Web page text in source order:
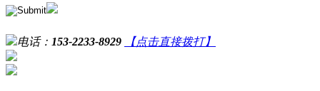
电话： 153-2233-8929 【点击直接拨打】